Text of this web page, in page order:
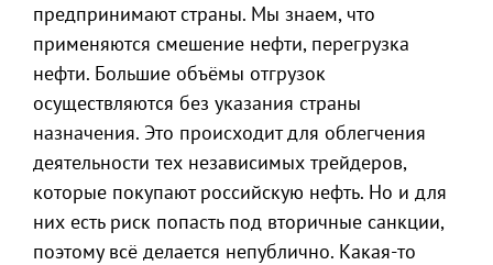
предпринимают страны. Мы знаем, что
применяются смешение нефти, перегрузка
нефти. Большие объёмы отгрузок
осуществляются без указания страны
назначения. Это происходит для облегчения
деятельности тех независимых трейдеров,
которые покупают российскую нефть. Но и для
них есть риск попасть под вторичные санкции,
поэтому всё делается непублично. Какая-то